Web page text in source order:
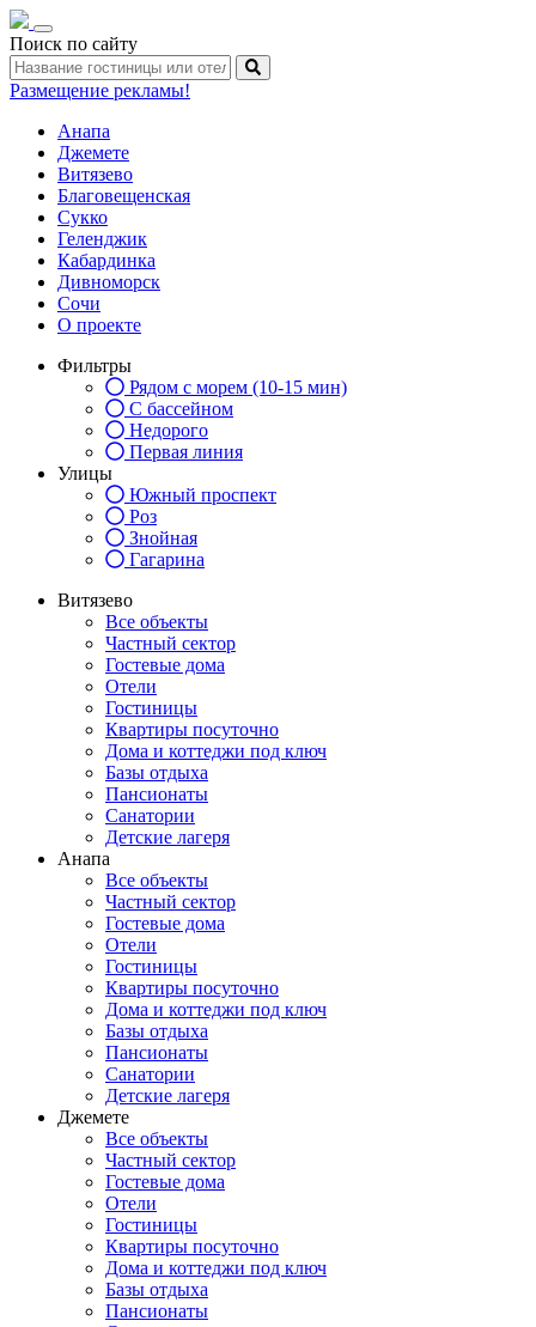
Toggle
navigation
Поиск по сайту
Размещение рекламы!
Анапа
Джемете
Витязево
Благовещенская
Сукко
Геленджик
Кабардинка
Дивноморск
Сочи
О проекте
Фильтры
Рядом с морем (10-15 мин)
С бассейном
Недорого
Первая линия
Улицы
Южный проспект
Роз
Знойная
Гагарина
Витязево
Все объекты
Частный сектор
Гостевые дома
Отели
Гостиницы
Квартиры посуточно
Дома и коттеджи под ключ
Базы отдыха
Пансионаты
Санатории
Детские лагеря
Анапа
Все объекты
Частный сектор
Гостевые дома
Отели
Гостиницы
Квартиры посуточно
Дома и коттеджи под ключ
Базы отдыха
Пансионаты
Санатории
Детские лагеря
Джемете
Все объекты
Частный сектор
Гостевые дома
Отели
Гостиницы
Квартиры посуточно
Дома и коттеджи под ключ
Базы отдыха
Пансионаты